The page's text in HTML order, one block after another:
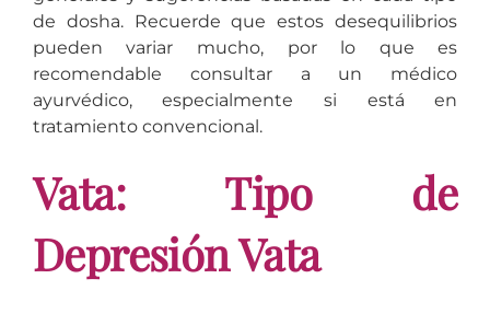
de dosha. Recuerde que estos desequilibrios
pueden variar mucho, por lo que es
recomendable consultar a un médico
ayurvédico, especialmente si está en
tratamiento convencional.
Vata: Tipo de
Depresión Vata